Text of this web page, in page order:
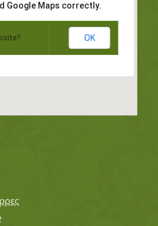
Google Maps correctly.
OK